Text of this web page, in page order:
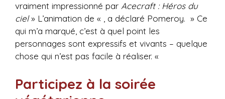
vraiment impressionné par Acecraft : Héros du
ciel» L’animation de « , a déclaré Pomeroy. » Ce
qui m’a marqué, c’est à quel point les
personnages sont expressifs et vivants – quelque
chose qui n’est pas facile à réaliser. «
Participez à la soirée